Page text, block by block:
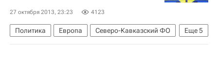
Чемпионат Украины по футболу
27 октября 2013, 23:23 4123
Еще5
Политика Европа
Северо-Кавказский ФО
Весь мир
Владимир Жириновский
ЛДПР